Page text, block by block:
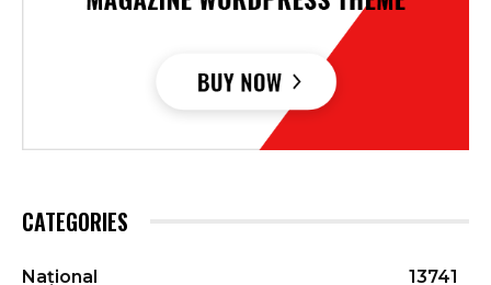
CATEGORIES
Național
13741